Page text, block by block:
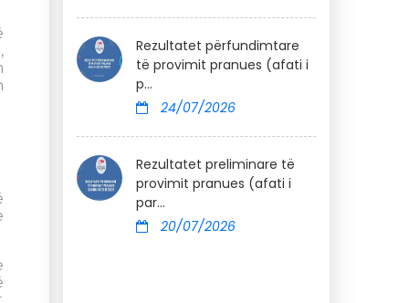
Rezultatet përfundimtare
të provimit pranues (afati i
p...
24/07/2026
Rezultatet preliminare të
provimit pranues (afati i
par...
20/07/2026